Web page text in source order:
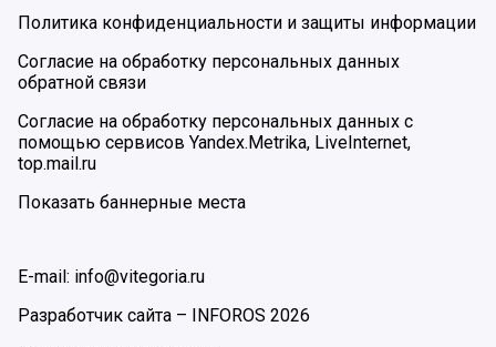
Политика конфиденциальности и защиты информации
Согласие на обработку персональных данных
обратной связи
Согласие на обработку персональных данных с
помощью сервисов Yandex.Metrika, LiveInternet,
top.mail.ru
Показать баннерные места
E-mail: info@vitegoria.ru
Разработчик сайта – INFOROS 2026